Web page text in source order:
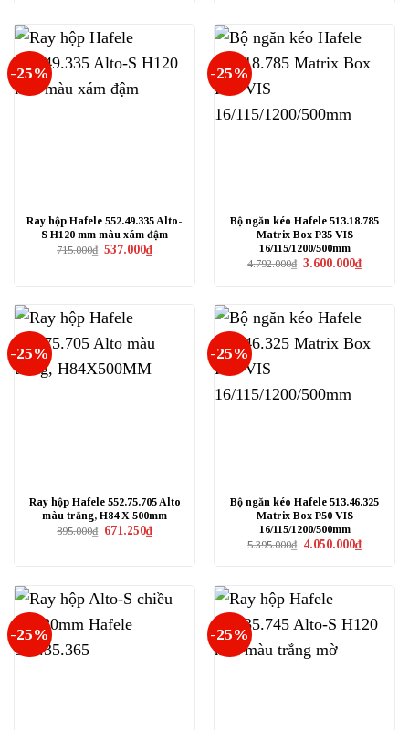
-25%
Ray hộp Hafele 552.49.335 Alto-
S H120 mm màu xám đậm
715.000₫ Giá
537.000₫Giá
hiện
-25%
Bộ ngăn kéo Hafele 513.18.785
Matrix Box P35 VIS
16/115/1200/500mm
4.792.000₫ Giá
3.600.000₫Giá
hiện
-25%
Ray hộp Hafele 552.75.705 Alto
màu trắng, H84 X 500mm
895.000₫ Giá
671.250₫Giá
hiện
-25%
Bộ ngăn kéo Hafele 513.46.325
Matrix Box P50 VIS
16/115/1200/500mm
5.395.000₫ Giá
4.050.000₫Giá
hiện
-25% -25%